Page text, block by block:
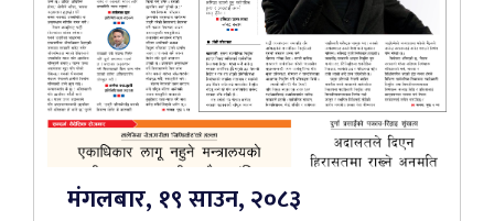
मंगलबार, १९ साउन, २०८३